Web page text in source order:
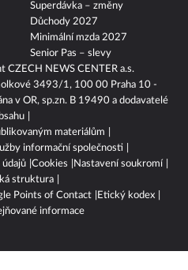
CZECH NEWS CENTER a.s.
3493/1, 100 00 Praha 10 -
v OR, sp.zn. B 19490 a dodavatelé
materiálům
informační společnosti
údajů Cookies
Nastavení soukromí
struktura
Points of Contact
Etický kodex
informace
Superdávka – změny
Důchody 2027
Minimální mzda 2027
Senior Pas – slevy